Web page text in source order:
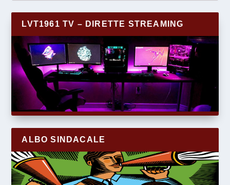
LVT1961 TV – DIRETTE STREAMING
ALBO SINDACALE